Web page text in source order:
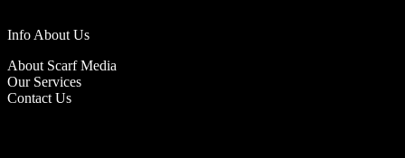
Info About Us
About Scarf Media
Our Services
Contact Us